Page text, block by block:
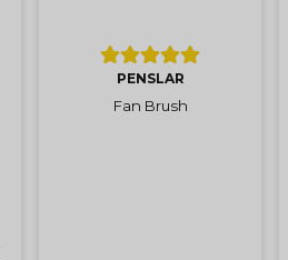
PENSLAR
Fan Brush